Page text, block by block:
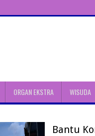
ORGAN EKSTRA WISUDA
Bantu